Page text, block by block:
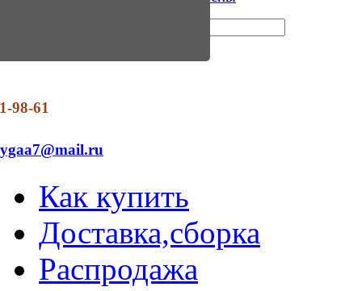
98-61
Как купить
Доставка,сборка
Распродажа